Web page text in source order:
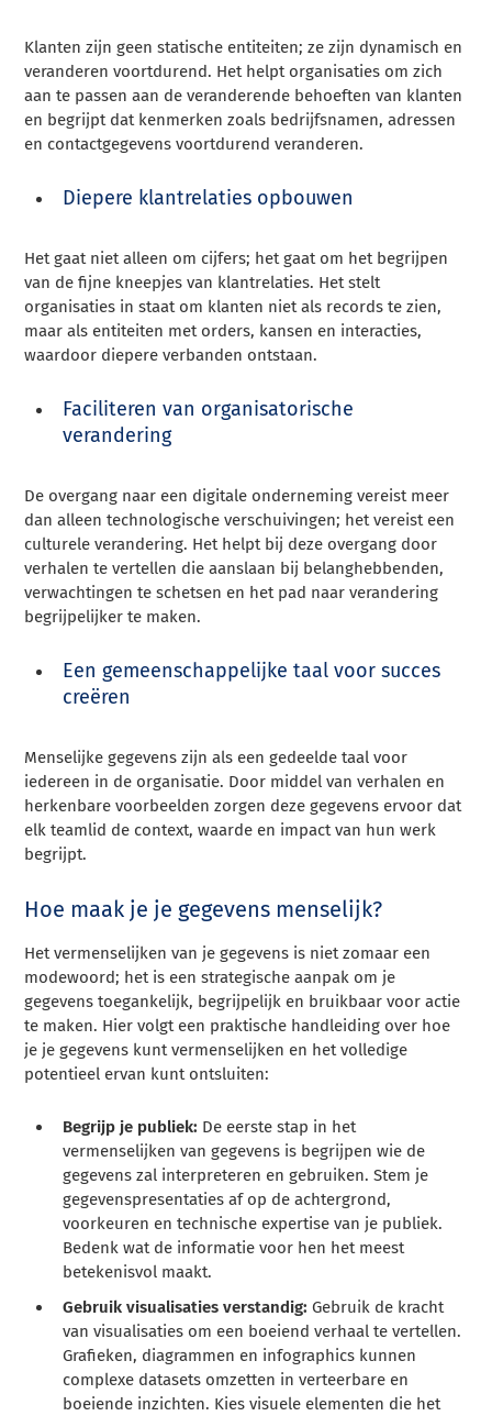
Klanten zijn geen statische entiteiten; ze zijn dynamisch en
veranderen voortdurend. Het helpt organisaties om zich
aan te passen aan de veranderende behoeften van klanten
en begrijpt dat kenmerken zoals bedrijfsnamen, adressen
en contactgegevens voortdurend veranderen.
Diepere klantrelaties opbouwen
Het gaat niet alleen om cijfers; het gaat om het begrijpen
van de fijne kneepjes van klantrelaties. Het stelt
organisaties in staat om klanten niet als records te zien,
maar als entiteiten met orders, kansen en interacties,
waardoor diepere verbanden ontstaan.
Faciliteren van organisatorische
verandering
De overgang naar een digitale onderneming vereist meer
dan alleen technologische verschuivingen; het vereist een
culturele verandering. Het helpt bij deze overgang door
verhalen te vertellen die aanslaan bij belanghebbenden,
verwachtingen te schetsen en het pad naar verandering
begrijpelijker te maken.
Een gemeenschappelijke taal voor succes
creëren
Menselijke gegevens zijn als een gedeelde taal voor
iedereen in de organisatie. Door middel van verhalen en
herkenbare voorbeelden zorgen deze gegevens ervoor dat
elk teamlid de context, waarde en impact van hun werk
begrijpt.
Hoe maak je je gegevens menselijk?
Het vermenselijken van je gegevens is niet zomaar een
modewoord; het is een strategische aanpak om je
gegevens toegankelijk, begrijpelijk en bruikbaar voor actie
te maken. Hier volgt een praktische handleiding over hoe
je je gegevens kunt vermenselijken en het volledige
potentieel ervan kunt ontsluiten:
Begrijp je publiek: De eerste stap in het
vermenselijken van gegevens is begrijpen wie de
gegevens zal interpreteren en gebruiken. Stem je
gegevenspresentaties af op de achtergrond,
voorkeuren en technische expertise van je publiek.
Bedenk wat de informatie voor hen het meest
betekenisvol maakt.
Gebruik visualisaties verstandig: Gebruik de kracht
van visualisaties om een boeiend verhaal te vertellen.
Grafieken, diagrammen en infographics kunnen
complexe datasets omzetten in verteerbare en
boeiende inzichten. Kies visuele elementen die het